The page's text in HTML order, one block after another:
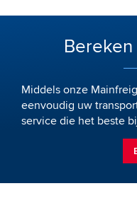
Middels onze
eenvoudig uw
service die het beste